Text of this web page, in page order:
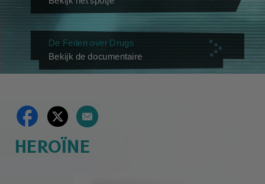
De Feiten over Drugs
Bekijk de documentaire
HEROÏNE